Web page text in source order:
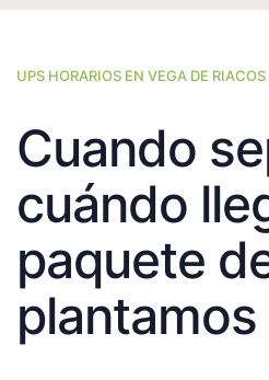
UPS HORARIOS EN VEGA DE RIACOS
Cuando
cuándo
paquete